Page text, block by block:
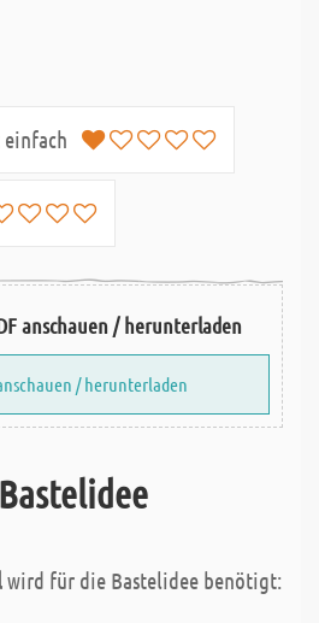
einfach
anschauen / herunterladen
/ herunterladen
wird für die Bastelidee benötigt: